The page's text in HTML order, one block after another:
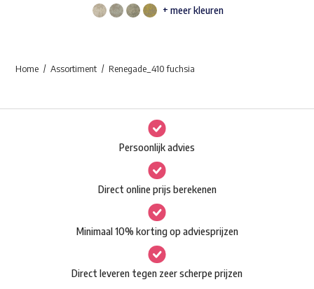
Waar ben je naar op zoek?
Dit
Deze
optie
kan
gekozen
worden
op
de
productpagina
+ meer kleuren
Home Assortiment Renegade_410 fuchsia
Persoonlijk advies
Direct online prijs berekenen
Minimaal 10% korting op adviesprijzen
Direct leveren tegen zeer scherpe prijzen